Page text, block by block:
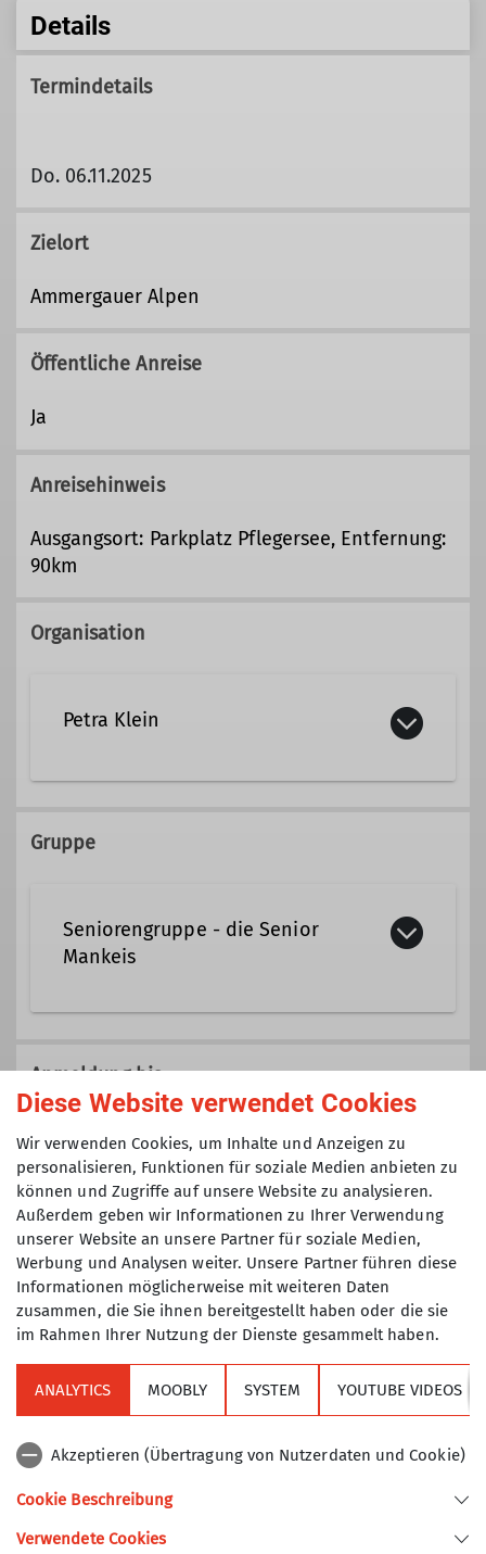
Details
Termindetails
Do. 06.11.2025
Zielort
Ammergauer Alpen
Öffentliche Anreise
Ja
Anreisehinweis
Ausgangsort: Parkplatz Pflegersee, Entfernung:
90km
Organisation
Petra Klein
Qualifikationen
Ämter
Gruppe
Seniorengruppe - die Senior
Mankeis
Senioren, die Freude am Wandern, an
der Natur und der Gemeinschaft
haben. Es gibt keine Altersgrenze
nach unten oder oben. Wir bieten von
der einfachen Wanderung bis zu
anspruchsvollen Touren in den Alpen
ein eigenes Programm. Die Touren
werden als Gemeinschaftstouren nach
den Regeln des Turner-Alpen-
Kränzchens durchgeführt, d.h. es sind
keine Führungstouren.
Anmeldung bis
Maximale Teilnehmeranzahl
10
Alpenverein
Sektion Turner-Alpenkränzchen des Deutschen Alpenvereins e.V.
Diese Website verwendet Cookies
Wir verwenden Cookies, um Inhalte und Anzeigen zu
personalisieren, Funktionen für soziale Medien anbieten zu
können und Zugriffe auf unsere Website zu analysieren.
Außerdem geben wir Informationen zu Ihrer Verwendung
unserer Website an unsere Partner für soziale Medien,
Werbung und Analysen weiter. Unsere Partner führen diese
Informationen möglicherweise mit weiteren Daten
zusammen, die Sie ihnen bereitgestellt haben oder die sie
im Rahmen Ihrer Nutzung der Dienste gesammelt haben.
ANALYTICS MOOBLY SYSTEM YOUTUBE VIDEOS
Akzeptieren (Übertragung von Nutzerdaten und Cookie)
Cookie Beschreibung
Verwendete Cookies